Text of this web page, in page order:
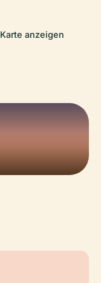
Karte anzeigen